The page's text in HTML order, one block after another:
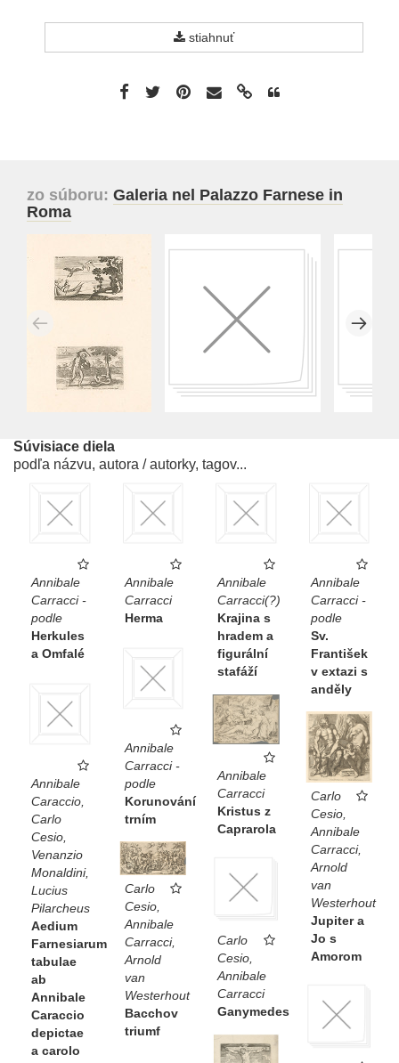
stiahnuť
zo súboru: Galeria nel Palazzo Farnese in
Roma
Súvisiace diela
podľa názvu, autora / autorky, tagov...
Annibale
Carracci -
podle
Herkules
a Omfalé
Annibale
Carracci
Herma
Annibale
Carracci(?)
Krajina s
hradem a
figurální
stafáží
Annibale
Carracci -
podle
Sv.
František
v extazi s
anděly
Annibale
Carracci -
podle
Korunování
trním
Annibale
Caraccio,
Carlo
Cesio,
Venanzio
Monaldini,
Lucius
Pilarcheus
Aedium
Farnesiarum
tabulae
ab
Annibale
Caraccio
depictae
a carolo
Annibale
Carracci
Kristus z
Caprarola
Carlo
Cesio,
Annibale
Carracci,
Arnold
van
Westerhout
Jupiter a
Jo s
Amorom
Carlo
Cesio,
Annibale
Carracci,
Arnold
van
Westerhout
Bacchov
triumf
Carlo
Cesio,
Annibale
Carracci
Ganymedes